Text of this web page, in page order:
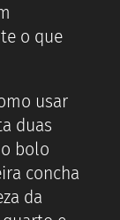
o que
usar
duas
bolo
concha
da